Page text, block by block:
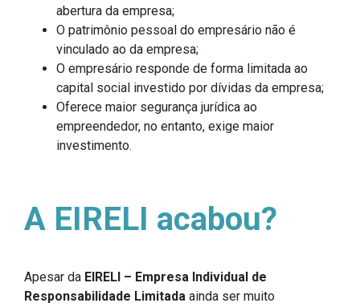
abertura da empresa;
O patrimônio pessoal do empresário não é
vinculado ao da empresa;
O empresário responde de forma limitada ao
capital social investido por dívidas da empresa;
Oferece maior segurança jurídica ao
empreendedor, no entanto, exige maior
investimento.
A EIRELI acabou?
Apesar da EIRELI – Empresa Individual de
Responsabilidade Limitada ainda ser muito